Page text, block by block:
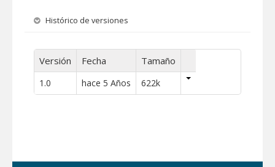
Histórico de versiones
Versión Fecha Tamaño
1.0 hace 5 Años 622k